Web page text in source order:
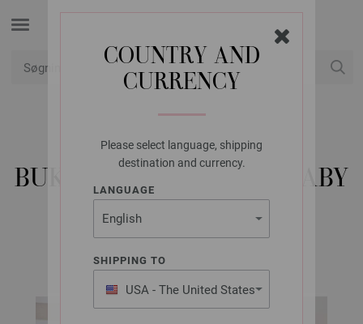
COUNTRY AND
CURRENCY
Please select language, shipping
destination and currency.
LANGUAGE
SHIPPING TO
USA - The United States
of America
LANA GROSSA
BUKSER COOL WOOL BABY
FILATI INFANTI Udgave 14 (DK) | Model 46